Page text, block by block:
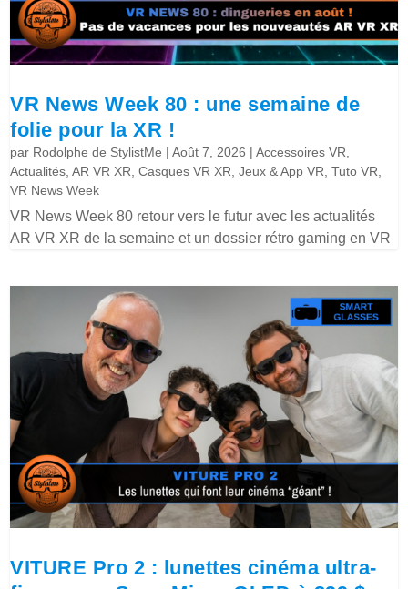
VR News Week 80 : une semaine de
folie pour la XR !
par Rodolphe de StylistMe |Août 7, 2026 |Accessoires VR,
Actualités,AR VR XR,Casques VR XR,Jeux & App VR,Tuto VR,
VR News Week
VR News Week 80 retour vers le futur avec les actualités
AR VR XR de la semaine et un dossier rétro gaming en VR
VITURE Pro 2 : lunettes cinéma ultra-